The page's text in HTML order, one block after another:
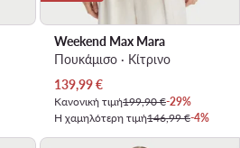
Weekend Max Mara
Πουκάμισο · Κίτρινο
Τρέχουσα τιμή
139,99€
Κανονική τιμή199,90 €-29%
Η χαμηλότερη τιμή146,99 €-4%